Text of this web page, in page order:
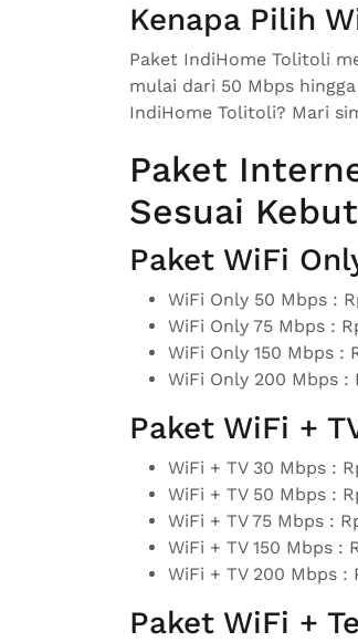
Kenapa Pilih
Paket IndiHome Tolitoli
mulai dari 50 Mbps
IndiHome Tolitoli? Mari
Paket
Sesuai
Paket WiFi
WiFi Only 50 Mbps :
WiFi Only 75 Mbps :
WiFi Only 150 Mbps :
WiFi Only 200 Mbps :
Paket WiFi +
WiFi + TV 30 Mbps :
WiFi + TV 50 Mbps :
WiFi + TV 75 Mbps :
WiFi + TV 150 Mbps :
WiFi + TV 200 Mbps :
Paket WiFi +